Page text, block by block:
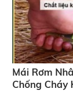
Mái Rơm
Chống Cháy